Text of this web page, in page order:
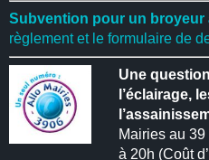
Subvention pour un broyeur
règlement et le formulaire de
Une
l’éclairage,
Mairies au
à 20h (Coût